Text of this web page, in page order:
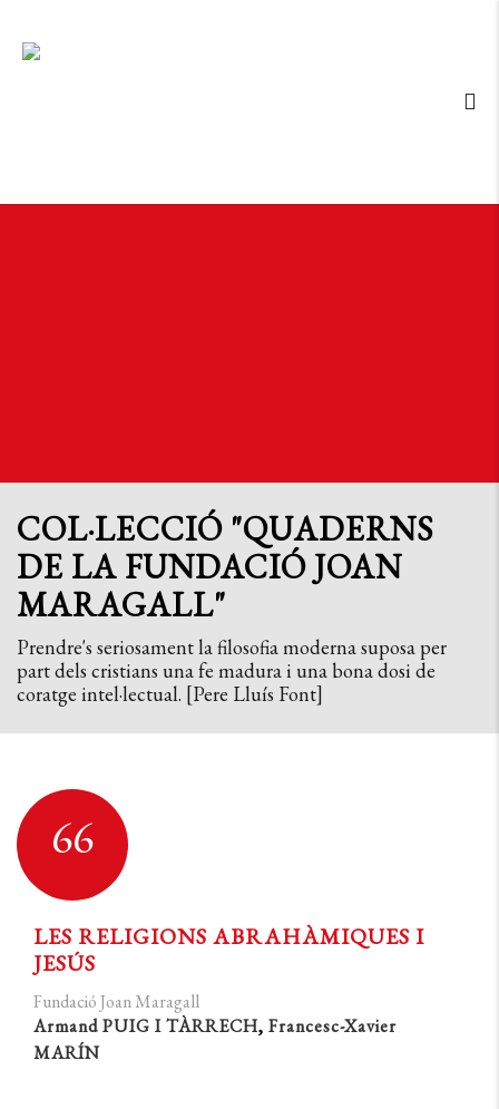
COL·LECCIÓ "QUADERNS
DE LA FUNDACIÓ JOAN
MARAGALL"
Prendre's seriosament la filosofia moderna suposa per
part dels cristians una fe madura i una bona dosi de
coratge intel·lectual. [Pere Lluís Font]
66
LES RELIGIONS ABRAHÀMIQUES I
JESÚS
Fundació Joan Maragall
Armand PUIG I TÀRRECH, Francesc-Xavier
MARÍN